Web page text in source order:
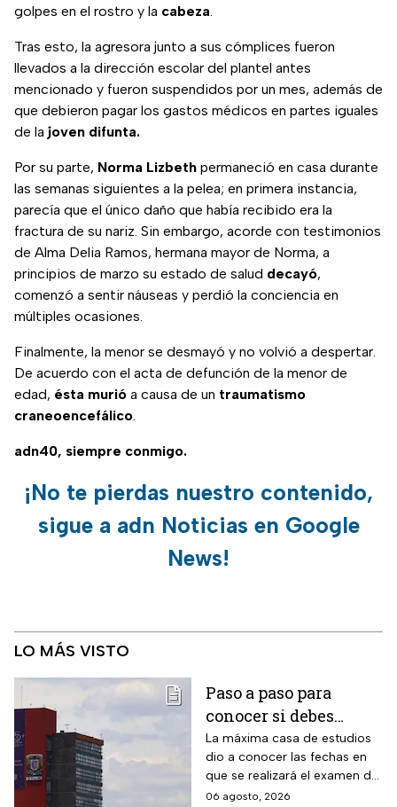
golpes en el rostro y la cabeza.
Tras esto, la agresora junto a sus cómplices fueron
llevados a la dirección escolar del plantel antes
mencionado y fueron suspendidos por un mes, además de
que debieron pagar los gastos médicos en partes iguales
de la joven difunta.
Por su parte, Norma Lizbeth permaneció en casa durante
las semanas siguientes a la pelea; en primera instancia,
parecía que el único daño que había recibido era la
fractura de su nariz. Sin embargo, acorde con testimonios
de Alma Delia Ramos, hermana mayor de Norma, a
principios de marzo su estado de salud decayó,
comenzó a sentir náuseas y perdió la conciencia en
múltiples ocasiones.
Finalmente, la menor se desmayó y no volvió a despertar.
De acuerdo con el acta de defunción de la menor de
edad, ésta murió a causa de un traumatismo
craneoencefálico.
adn40, siempre conmigo.
¡No te pierdas nuestro contenido,
sigue a adn Noticias en Google
News!
LO MÁS VISTO
Paso a paso para
conocer si debes
realizar el examen de
control de la UNAM
La máxima casa de estudios
dio a conocer las fechas en
que se realizará el examen de
control, después de encontrar
06 agosto, 2026